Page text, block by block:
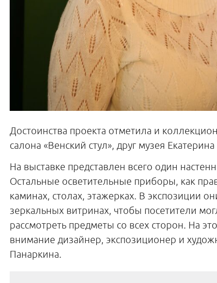
Достоинства проекта отметила и
салона «Венский стул», друг музея
На выставке представлен всего один
Остальные осветительные приборы, как
каминах, столах, этажерках. В экспозиции
зеркальных витринах, чтобы посетители
рассмотреть предметы со всех сторон. На
внимание дизайнер, экспозиционер и
Панаркина.